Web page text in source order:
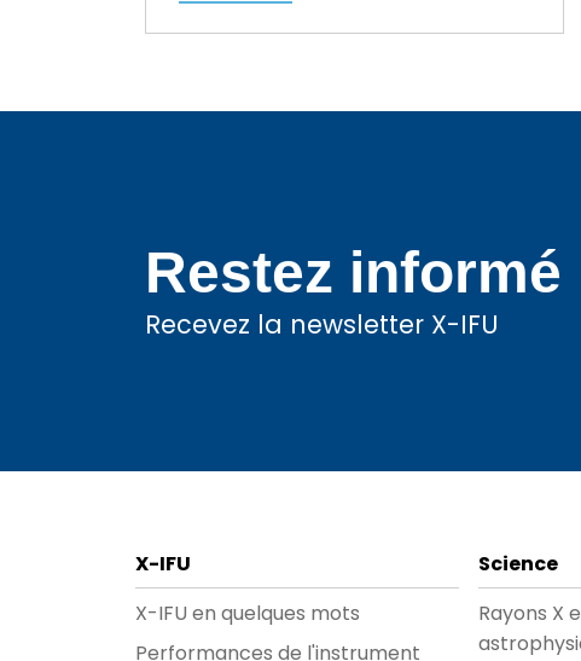
Restez informé
Recevez la newsletter X-IFU
X-IFU
X-IFU en quelques mots
Performances de l'instrument
Science
Rayons X